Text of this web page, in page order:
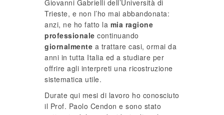
Giovanni Gabrielli dell’Università di
Trieste, e non l’ho mai abbandonata:
anzi, ne ho fatto la mia ragione
professionale continuando
giornalmente a trattare casi, ormai da
anni in tutta Italia ed a studiare per
offrire agli interpreti una ricostruzione
sistematica utile.
Durate qui mesi di lavoro ho conosciuto
il Prof. Paolo Cendon e sono stato